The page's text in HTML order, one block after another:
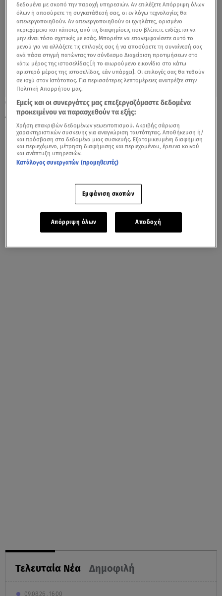
18.10.21, 19:18
Amazon: Θα προσλάβει 150.000 εποχικούς
υπαλλήλους για τις γιορτές
Τελευταία Νέα Δημοφιλή
09.08.26 , 16:00
δεδομένα με σκοπό την παροχή υπηρεσιών. Αν επιλέξετε Απόρριψη όλων
όλων ή αποσύρετε τη συγκατάθεσή σας, οι εν λόγω τεχνολογίες θα
απενεργοποιηθούν. Αν απενεργοποιηθούν οι ιχνηλάτες, ορισμένο
περιεχόμενο και κάποιες από τις διαφημίσεις που βλέπετε ενδέχεται να
μην είναι τόσο σχετικές με εσάς. Μπορείτε να επανεμφανίσετε αυτό το
μενού για να αλλάξετε τις επιλογές σας ή να αποσύρετε τη συναίνεσή σας
ανά πάσα στιγμή πατώντας τον σύνδεσμο Διαχείριση προτιμήσεων στο
κάτω μέρος της ιστοσελίδας [ή το αιωρούμενο εικονίδιο στο κάτω
αριστερό μέρος της ιστοσελίδας, εάν υπάρχει]. Οι επιλογές σας θα τεθούν
σε ισχύ στον Ιστότοπος. Για περισσότερες λεπτομέρειες ανατρέξτε στην
Πολιτική Απορρήτου μας.
Εμείς και οι συνεργάτες μας επεξεργαζόμαστε δεδομένα
προκειμένου να παρασχεθούν τα εξής:
Χρήση επακριβών δεδομένων γεωεντοπισμού. Ακριβής σάρωση
χαρακτηριστικών συσκευής για αναγνώριση ταυτότητας. Αποθήκευση ή/
και πρόσβαση στα δεδομένα μιας συσκευής. Εξατομικευμένη διαφήμιση
και περιεχόμενο, μέτρηση διαφήμισης και περιεχομένου, έρευνα κοινού
και ανάπτυξη υπηρεσιών.
Κατάλογος συνεργατών (προμηθευτές)
Εμφάνιση σκοπών
Απόρριψη όλων Αποδοχή